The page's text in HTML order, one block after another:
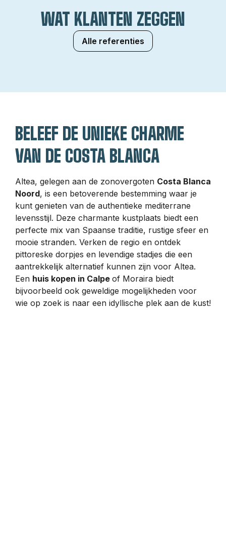
WAT KLANTEN ZEGGEN
Alle referenties
BELEEF DE UNIEKE CHARME
VAN DE COSTA BLANCA
Altea, gelegen aan de zonovergoten Costa Blanca
Noord, is een betoverende bestemming waar je
kunt genieten van de authentieke mediterrane
levensstijl. Deze charmante kustplaats biedt een
perfecte mix van Spaanse traditie, rustige sfeer en
mooie stranden. Verken de regio en ontdek
pittoreske dorpjes en levendige stadjes die een
aantrekkelijk alternatief kunnen zijn voor Altea.
Een huis kopen in Calpe of Moraira biedt
bijvoorbeeld ook geweldige mogelijkheden voor
wie op zoek is naar een idyllische plek aan de kust!